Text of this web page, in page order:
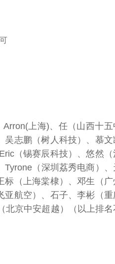
上海)、任（山西十五
吴志鹏（树人科技）、慕文
（锡赛辰科技）、悠然（
Tyrone（深圳荔秀电商）、
标（上海棠棣）、邓生（广
亚航空）、石子、李彬（重
北京中安超越）（以上排名